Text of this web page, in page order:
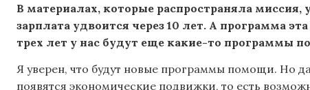
В материалах, которые распространяла миссия,
зарплата удвоится через 10 лет. А программа
трех лет у нас будут еще какие-то программы
Я уверен, что будут новые программы помощи. Но
появятся экономические подвижки, то есть